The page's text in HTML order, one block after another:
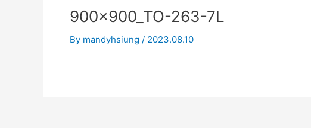
900x900_TO-263-7L
By mandyhsiung / 2023.08.10